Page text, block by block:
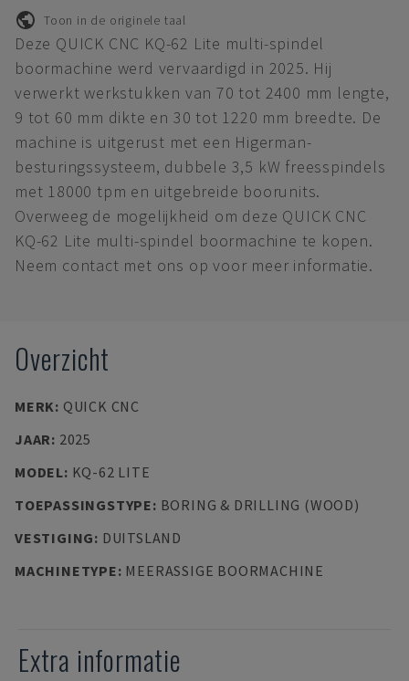
Toon in de originele taal
Deze QUICK CNC KQ-62 Lite multi-spindel
boormachine werd vervaardigd in 2025. Hij
verwerkt werkstukken van 70 tot 2400 mm lengte,
9 tot 60 mm dikte en 30 tot 1220 mm breedte. De
machine is uitgerust met een Higerman-
besturingssysteem, dubbele 3,5 kW freesspindels
met 18000 tpm en uitgebreide boorunits.
Overweeg de mogelijkheid om deze QUICK CNC
KQ-62 Lite multi-spindel boormachine te kopen.
Neem contact met ons op voor meer informatie.
Overzicht
MERK: QUICK CNC
JAAR: 2025
MODEL: KQ-62 LITE
TOEPASSINGSTYPE: BORING & DRILLING (WOOD)
VESTIGING: DUITSLAND
MACHINETYPE: MEERASSIGE BOORMACHINE
Extra informatie